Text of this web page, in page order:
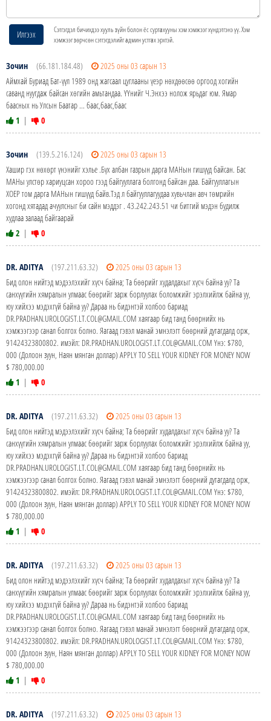
Илгээх
Сэтгэгдэл бичихдээ хууль зүйн болон ёс суртахууны хэм хэмжээг хүндэтгэнэ үү. Хэм
хэмжээг зөрчсөн сэтгэгдэлийг админ устгах эрхтэй.
Зочин (66.181.184.48)
2025 оны 03 сарын 13
Аймхай Буриад Бат-үүл 1989 онд жагсаал цуглааны үеэр нөхдөөсөө оргоод хогийн
саванд нуугдаж байсан хөгийн амьтандаа. ҮҮнийг Ч.Энхээ нолож ярьдаг юм. Ямар
баасных нь Улсын Баатар ... баас,баас,баас
1 | 0
Зочин (139.5.216.124)
2025 оны 03 сарын 13
Хашир гэх нөхөрт үнэнийг хэлье .Бүх албан газрын дарга МАНын гишүүд байсан. Бас
МАНы улстөр хариуцсан хороо гээд байгууллага болгонд байсан даа. Байгууллагын
ХОЕР том дарга МАНын гишүүд байв.Тэд л байгууллагуудаа хувьчлан авч төмрийн
хогонд хятадад ачуулсныг би сайн мэддэг . 43.242.243.51 чи битгий мэдэн будилж
худлаа залаад байгаарай
2 | 0
DR. ADITYA (197.211.63.32)
2025 оны 03 сарын 13
Бид олон нийтэд мэдээлэхийг хүсч байна; Та бөөрийг худалдахыг хүсч байна уу? Та
санхүүгийн хямралын улмаас бөөрийг зарж борлуулах боломжийг эрэлхийлж байна уу,
юу хийхээ мэдэхгүй байна уу? Дараа нь бидэнтэй холбоо бариад
DR.PRADHAN.UROLOGIST.LT.COL@GMAIL.COM хаягаар бид танд бөөрнийх нь
хэмжээгээр санал болгох болно. Яагаад гэвэл манай эмнэлэгт бөөрний дутагдалд орж,
91424323800802. имэйл: DR.PRADHAN.UROLOGIST.LT.COL@GMAIL.COM Yнэ: $780,
000 (Долоон зуун, Наян мянган доллар) APPLY TO SELL YOUR KIDNEY FOR MONEY NOW
$ 780,000.00
1 | 0
DR. ADITYA (197.211.63.32)
2025 оны 03 сарын 13
Бид олон нийтэд мэдээлэхийг хүсч байна; Та бөөрийг худалдахыг хүсч байна уу? Та
санхүүгийн хямралын улмаас бөөрийг зарж борлуулах боломжийг эрэлхийлж байна уу,
юу хийхээ мэдэхгүй байна уу? Дараа нь бидэнтэй холбоо бариад
DR.PRADHAN.UROLOGIST.LT.COL@GMAIL.COM хаягаар бид танд бөөрнийх нь
хэмжээгээр санал болгох болно. Яагаад гэвэл манай эмнэлэгт бөөрний дутагдалд орж,
91424323800802. имэйл: DR.PRADHAN.UROLOGIST.LT.COL@GMAIL.COM Yнэ: $780,
000 (Долоон зуун, Наян мянган доллар) APPLY TO SELL YOUR KIDNEY FOR MONEY NOW
$ 780,000.00
1 | 0
DR. ADITYA (197.211.63.32)
2025 оны 03 сарын 13
Бид олон нийтэд мэдээлэхийг хүсч байна; Та бөөрийг худалдахыг хүсч байна уу? Та
санхүүгийн хямралын улмаас бөөрийг зарж борлуулах боломжийг эрэлхийлж байна уу,
юу хийхээ мэдэхгүй байна уу? Дараа нь бидэнтэй холбоо бариад
DR.PRADHAN.UROLOGIST.LT.COL@GMAIL.COM хаягаар бид танд бөөрнийх нь
хэмжээгээр санал болгох болно. Яагаад гэвэл манай эмнэлэгт бөөрний дутагдалд орж,
91424323800802. имэйл: DR.PRADHAN.UROLOGIST.LT.COL@GMAIL.COM Yнэ: $780,
000 (Долоон зуун, Наян мянган доллар) APPLY TO SELL YOUR KIDNEY FOR MONEY NOW
$ 780,000.00
1 | 0
DR. ADITYA (197.211.63.32) 2025 оны 03 сарын 13